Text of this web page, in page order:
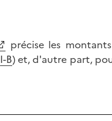
précise les
I-B) et, d'autre part,